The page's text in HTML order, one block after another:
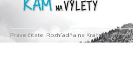
Práve čítate: Rozhľadňa na Krahulskom štíte